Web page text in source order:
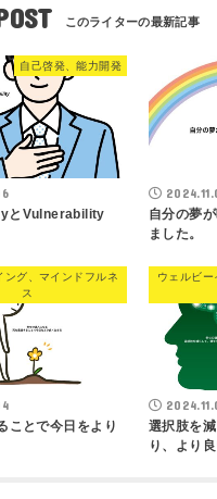
自己啓発、能力開発
とVulnerability
自分の夢
ました。
ング、マインドフルネ
ス
ことで今日をより
ウェルビー
選択肢を
り、より